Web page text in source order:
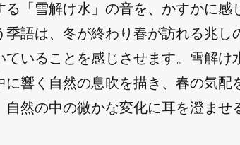
る「雪解け水」の音を、かすかに感
語は、冬が終わり春が訪れる兆し
いることを感じさせます。雪解け
に響く自然の息吹を描き、春の気配
自然の中の微かな変化に耳を澄ませ